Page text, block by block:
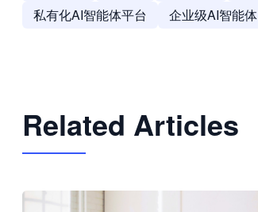
私有化AI智能体平台
企业级AI智能体
Related Articles